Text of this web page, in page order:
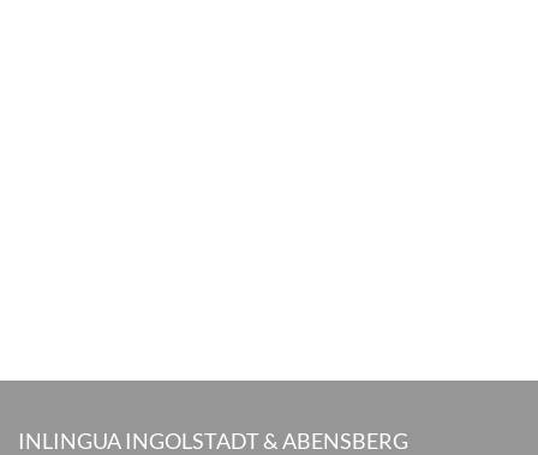
INLINGUA INGOLSTADT & ABENSBERG